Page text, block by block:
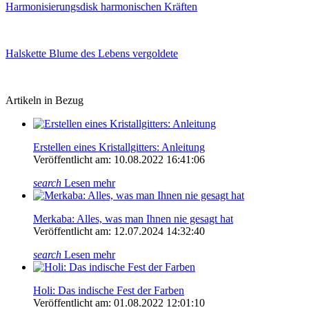
Harmonisierungsdisk harmonischen Kräften
Halskette Blume des Lebens vergoldete
Artikeln in Bezug
Erstellen eines Kristallgitters: Anleitung
Veröffentlicht am: 10.08.2022 16:41:06
search Lesen mehr
Merkaba: Alles, was man Ihnen nie gesagt hat
Veröffentlicht am: 12.07.2024 14:32:40
search Lesen mehr
Holi: Das indische Fest der Farben
Veröffentlicht am: 01.08.2022 12:01:10